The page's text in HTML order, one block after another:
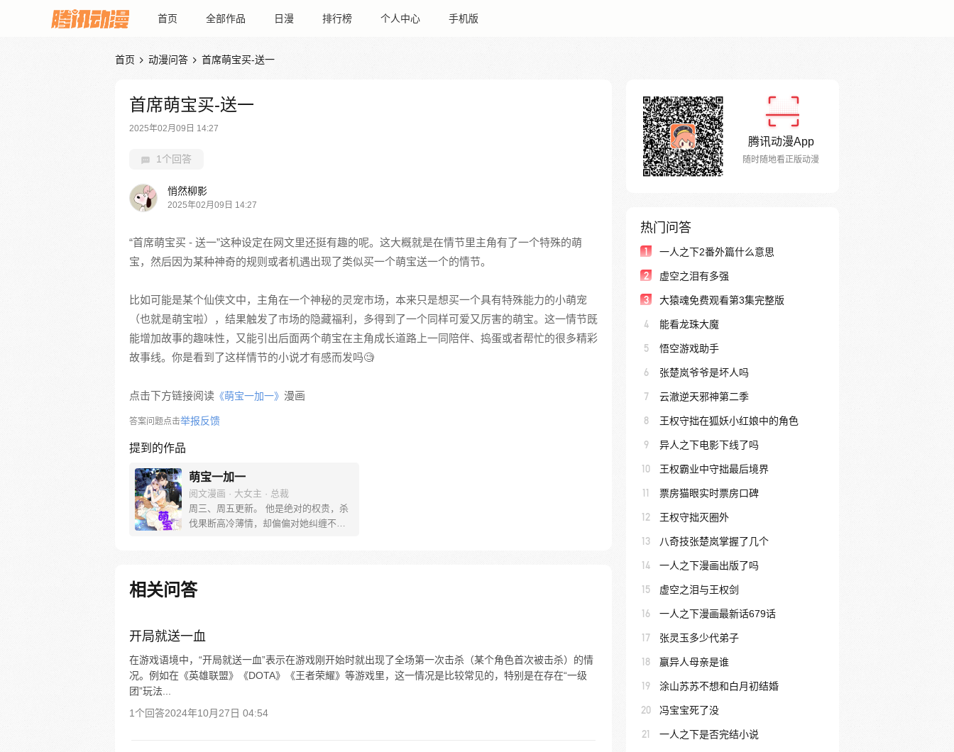
首页 全部作品 日漫 排行榜 个人中心 手机版
首页  动漫问答  首席萌宝买-送一
首席萌宝买-送一
2025年02月09日 14:27
1个回答
悄然柳影
2025年02月09日 14:27
“首席萌宝买 - 送一”这种设定在网文里还挺有趣的呢。这大概就是在情节里主角有了一个特殊的萌
宝，然后因为某种神奇的规则或者机遇出现了类似买一个萌宝送一个的情节。
比如可能是某个仙侠文中，主角在一个神秘的灵宠市场，本来只是想买一个具有特殊能力的小萌宠
（也就是萌宝啦），结果触发了市场的隐藏福利，多得到了一个同样可爱又厉害的萌宝。这一情节既
能增加故事的趣味性，又能引出后面两个萌宝在主角成长道路上一同陪伴、捣蛋或者帮忙的很多精彩
故事线。你是看到了这样情节的小说才有感而发吗🧐
点击下方链接阅读 《萌宝一加一》 漫画
答案问题点击举报反馈
提到的作品
萌宝一加一
阅文漫画 · 大女主 · 总裁
周三、周五更新。 他是绝对的权贵，杀
伐果断高冷薄情，却偏偏对她纠缠不
种？” 第N次见面，“公爵先生，你有完没
完？” 男人扬唇，笑得深沉魅惑，“二胎
相关问答
开局就送一血
在游戏语境中，“开局就送一血”表示在游戏刚开始时就出现了全场第一次击杀（某个角色首次被击杀）的情
况。例如在《英雄联盟》《DOTA》《王者荣耀》等游戏里，这一情况是比较常见的，特别是在存在“一级
团”玩法...
1个回答2024年10月27日 04:54
腾讯动漫App
随时随地看正版动漫
热门问答
1 一人之下2番外篇什么意思
2 虚空之泪有多强
3 大猿魂免费观看第3集完整版
4 能看龙珠大魔
5 悟空游戏助手
6 张楚岚爷爷是坏人吗
7 云澈逆天邪神第二季
8 王权守拙在狐妖小红娘中的角色
9 异人之下电影下线了吗
10 王权霸业中守拙最后境界
11 票房猫眼实时票房口碑
12 王权守拙灭圈外
13 八奇技张楚岚掌握了几个
14 一人之下漫画出版了吗
15 虚空之泪与王权剑
16 一人之下漫画最新话679话
17 张灵玉多少代弟子
18 嬴异人母亲是谁
19 涂山苏苏不想和白月初结婚
20 冯宝宝死了没
21 一人之下是否完结小说